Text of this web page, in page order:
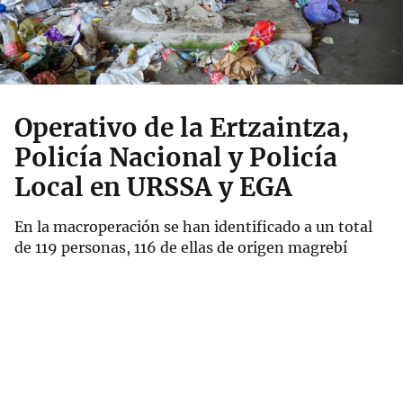
Operativo de la Ertzaintza,
Policía Nacional y Policía
Local en URSSA y EGA
En la macroperación se han identificado a un total
de 119 personas, 116 de ellas de origen magrebí